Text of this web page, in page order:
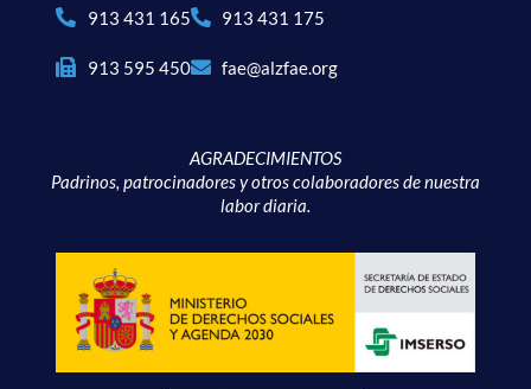
913 431 165 913 431 175
913 595 450 fae@alzfae.org
AGRADECIMIENTOS
Padrinos, patrocinadores y otros colaboradores de nuestra
labor diaria.